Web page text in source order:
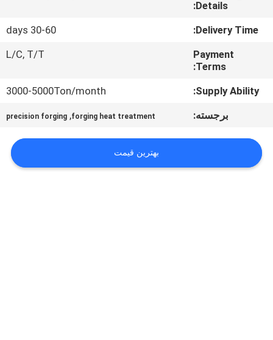
کارخانه
کیفیت
نقشه
سایت
Details:
Delivery Time:
30-60 days
Payment
Terms:
L/C, T/T
Supply Ability:
3000-5000Ton/month
برجسته:
forging heat treatment
,
precision forging
بهترین قیمت